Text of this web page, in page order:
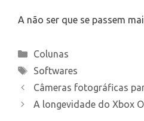
A não ser que se passem
Categories
Colunas
Tags
Softwares
Câmeras fotográficas
A longevidade do Xbox